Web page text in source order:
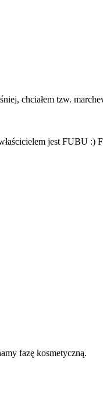
chciałem tzw.
jest FUBU :)
fazę kosmetyczną.